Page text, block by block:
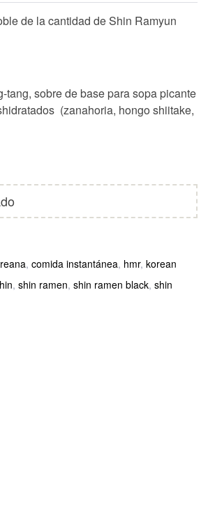
de la cantidad de Shin Ramyun
sobre de base para sopa picante
(zanahoria, hongo shiitake,
, comida instantánea, hmr, korean
, shin ramen, shin ramen black, shin